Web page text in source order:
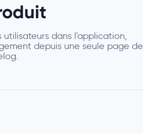
utilisateurs dans l'application,
depuis une seule page de